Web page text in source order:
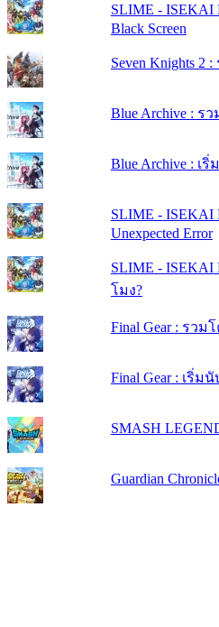
SLIME -
Black Screen
Seven Knights
Blue Archive : ร
Blue Archive : เ
SLIME -
Unexpected Error
SLIME - ISEKAI
โมง?
Final Gear : รว
Final Gear : เริ่ม
SMASH
Guardian